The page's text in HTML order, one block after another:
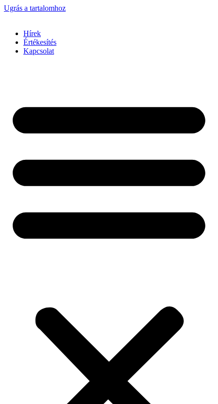
Ugrás a tartalomhoz
Hírek
Értékesítés
Kapcsolat